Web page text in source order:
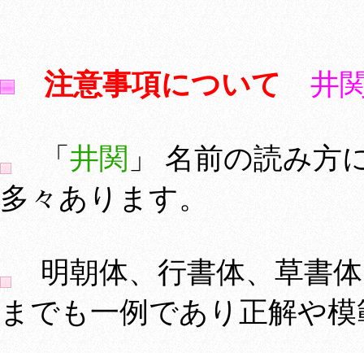
注意事項について 井
「 井関 」 名前の読み方
多々あります。
明朝体、行書体、草書
までも一例であり正解や